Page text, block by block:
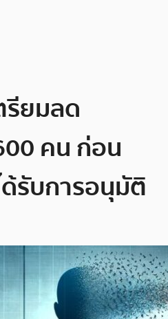
รียมลด
คน ก่อน
ด้รับการอนุมัติ